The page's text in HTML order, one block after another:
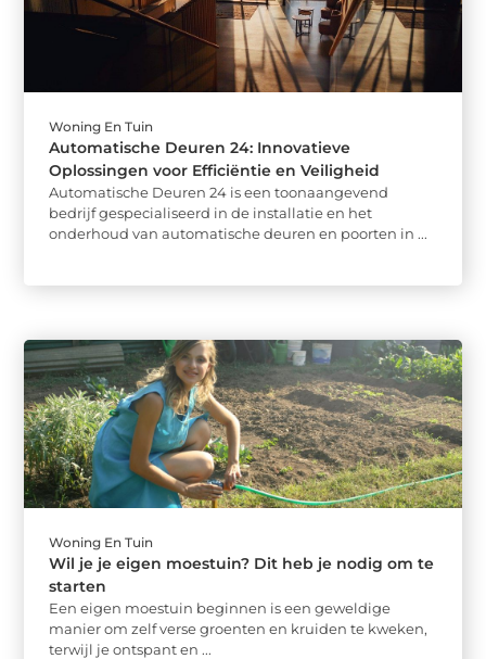
Woning En Tuin
Automatische Deuren 24: Innovatieve
Oplossingen voor Efficiëntie en Veiligheid
Automatische Deuren 24 is een toonaangevend
bedrijf gespecialiseerd in de installatie en het
onderhoud van automatische deuren en poorten in ...
Woning En Tuin
Wil je je eigen moestuin? Dit heb je nodig om te
starten
Een eigen moestuin beginnen is een geweldige
manier om zelf verse groenten en kruiden te kweken,
terwijl je ontspant en ...